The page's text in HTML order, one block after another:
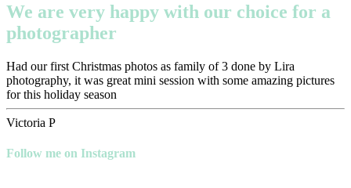
We are very happy with our choice for a
photographer
Had our first Christmas photos as family of 3 done by Lira
photography, it was great mini session with some amazing pictures
for this holiday season
Victoria P
Follow me on Instagram